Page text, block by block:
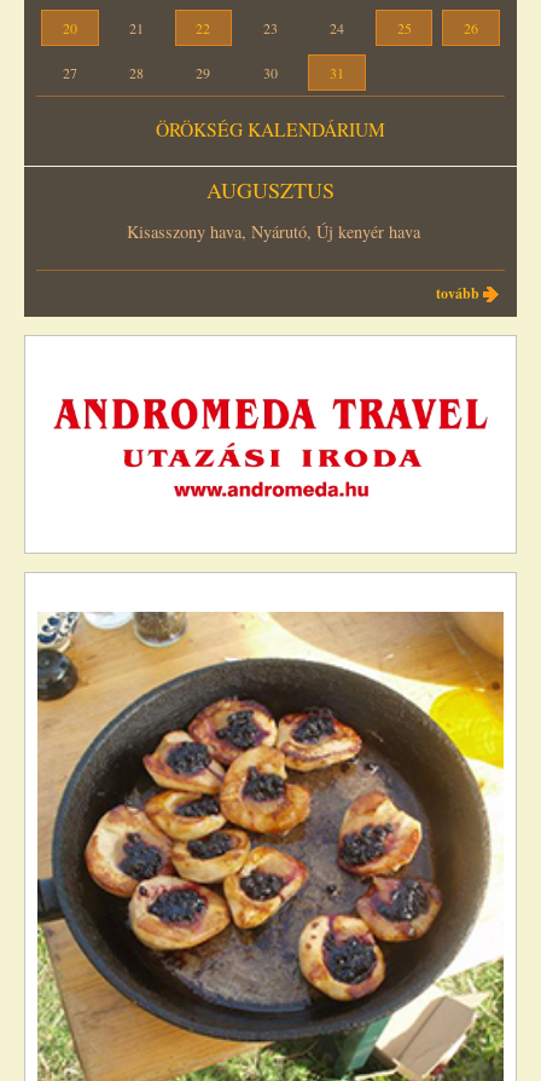
20 21 22 23 24 25 26
27 28 29 30 31
ÖRÖKSÉG KALENDÁRIUM
AUGUSZTUS
Kisasszony hava, Nyárutó, Új kenyér hava
tovább